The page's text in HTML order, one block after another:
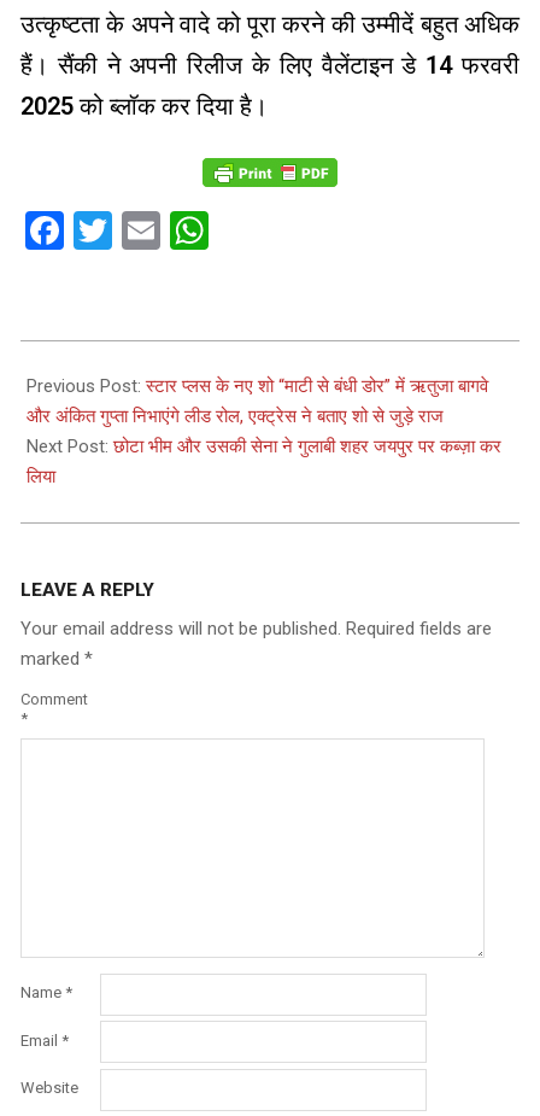
उत्कृष्टता के अपने वादे को पूरा करने की उम्मीदें बहुत अधिक
हैं। सैंकी ने अपनी रिलीज के लिए वैलेंटाइन डे 14 फरवरी
2025 को ब्लॉक कर दिया है।
Facebook
Twitter
Email
05-
09
Previous Post:स्टार प्लस के नए शो “माटी से बंधी डोर” में ऋतुजा बागवे
और अंकित गुप्ता निभाएंगे लीड रोल, एक्ट्रेस ने बताए शो से जुड़े राज
Next Post:छोटा भीम और उसकी सेना ने गुलाबी शहर जयपुर पर कब्ज़ा कर
लिया
LEAVE A REPLY
Your email address will not be published. Required fields are
marked *
Comment
*
Name *
Email *
Website